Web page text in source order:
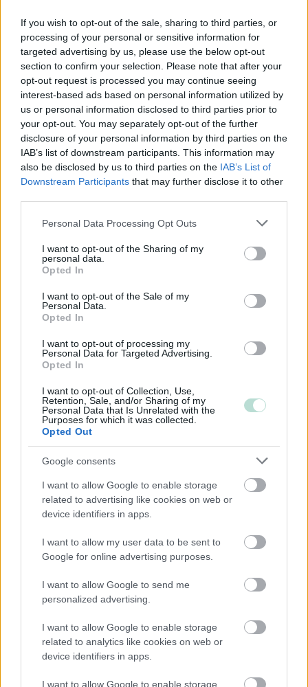
If you wish to opt-out of the sale, sharing to third parties, or
processing of your personal or sensitive information for
targeted advertising by us, please use the below opt-out
section to confirm your selection. Please note that after your
opt-out request is processed you may continue seeing
interest-based ads based on personal information utilized by
us or personal information disclosed to third parties prior to
your opt-out. You may separately opt-out of the further
disclosure of your personal information by third parties on the
IAB’s list of downstream participants. This information may
also be disclosed by us to third parties on the IAB’s List of
Downstream Participants that may further disclose it to other
Please note that this website/app uses one or more Google
not limited to your visit or usage behaviour. You may click to
grant or deny consent to Google and its third-party tags to
use your data for below specified purposes in below Google
consent section.
Personal Data Processing Opt Outs
I want to opt-out of the Sharing of my
personal data.
Opted In
I want to opt-out of the Sale of my
Personal Data.
Opted In
I want to opt-out of processing my
Personal Data for Targeted Advertising.
Opted In
I want to opt-out of Collection, Use,
Retention, Sale, and/or Sharing of my
Personal Data that Is Unrelated with the
Purposes for which it was collected.
Opted Out
Google consents
I want to allow Google to enable storage
related to advertising like cookies on web or
device identifiers in apps.
I want to allow my user data to be sent to
Google for online advertising purposes.
I want to allow Google to send me
personalized advertising.
I want to allow Google to enable storage
related to analytics like cookies on web or
device identifiers in apps.
I want to allow Google to enable storage
Yhtiökoko
Keskikokoiset
Pienet
Mikrot
Yhtiömuodot
Yksityinen osakeyhtiö
Osuuskunta
Kommandiittiyhtiö
Avoin yhtiö
Toiminimi
Järjestöt ja yhdistykset
Toimiala
Informaatio ja viestintä
Julkinen hallinto
Kiinteistöalan toiminta
Kuljetusliike­toiminta
Maa-, metsä- ja kalatalous
Majoitus- ja ravitsemistoiminta
Palveluliiketoiminta
Rakentaminen
Terveys- ja sosiaalipalvelut
Palvelutarjonta
ALV-laskelmat, ilmoitukset verottajalle ja
tilinpäätökset